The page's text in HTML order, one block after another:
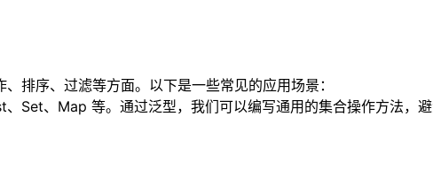
排序、过滤等方面。以下是一些常见的应用场景：
Set、Map 等。通过泛型，我们可以编写通用的集合操作方法，